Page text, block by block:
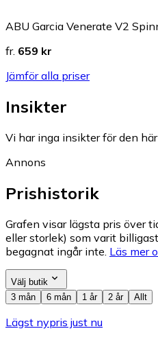
ABU Garcia Venerate V2
fr. 659 kr
Jämför alla priser
Insikter
Vi har inga insikter för den
Annons
Prishistorik
Grafen visar lägsta pris över
eller storlek) som varit
begagnat ingår inte. Läs mer
Välj butik
3 mån
6 mån 1 år 2 år Allt
Lägst nypris just nu